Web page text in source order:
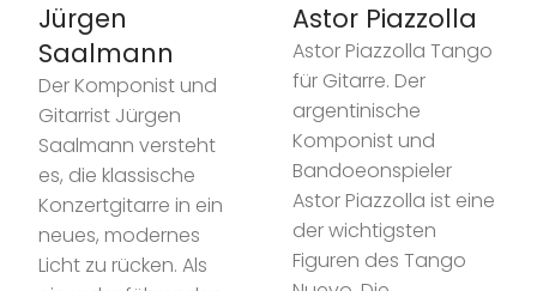
Jürgen
Saalmann
Der Komponist und
Gitarrist Jürgen
Saalmann versteht
es, die klassische
Konzertgitarre in ein
neues, modernes
Licht zu rücken. Als
Astor Piazzolla
Astor Piazzolla Tango
für Gitarre. Der
argentinische
Komponist und
Bandoeonspieler
Astor Piazzolla ist eine
der wichtigsten
Figuren des Tango